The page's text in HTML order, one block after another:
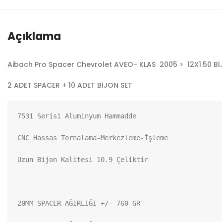
Açıklama
Aibach Pro Spacer Chevrolet AVEO- KLAS 2005 > 12X1.50
2 ADET SPACER + 10 ADET BİJON SET
7531 Serisi Aluminyum Hammadde
CNC Hassas Tornalama-Merkezleme-İşleme
Uzun Bijon Kalitesi 10.9 Çeliktir
20MM SPACER AĞIRLIĞI +/- 760 GR